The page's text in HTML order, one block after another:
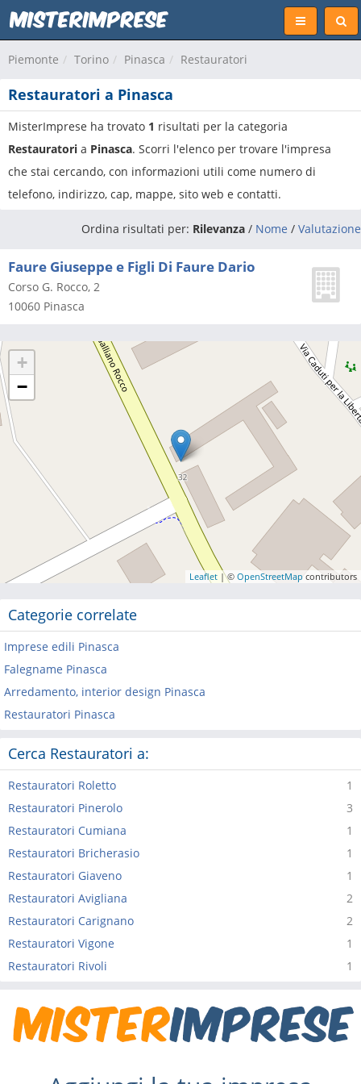
Piemonte Torino Pinasca Restauratori
Restauratori a Pinasca
MisterImprese ha trovato 1 risultati per la categoria
Restauratori a Pinasca. Scorri l'elenco per trovare l'impresa
che stai cercando, con informazioni utili come numero di
telefono, indirizzo, cap, mappe, sito web e contatti.
Ordina risultati per: Rilevanza / Nome / Valutazione
Faure Giuseppe e Figli Di Faure Dario
Corso G. Rocco, 2
10060 Pinasca
+
−
Leaflet | © OpenStreetMap contributors
Categorie correlate
Imprese edili Pinasca
Falegname Pinasca
Arredamento, interior design Pinasca
Restauratori Pinasca
Cerca Restauratori a:
1
Restauratori Roletto
3
Restauratori Pinerolo
1
Restauratori Cumiana
1
Restauratori Bricherasio
1
Restauratori Giaveno
2
Restauratori Avigliana
2
Restauratori Carignano
1
Restauratori Vigone
1
Restauratori Rivoli